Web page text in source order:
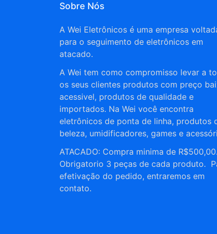
Sobre Nós
A Wei Eletrônicos é uma empresa
para o seguimento de eletrônicos em
atacado.
A Wei tem como compromisso levar a
os seus clientes produtos com preço
acessivel, produtos de qualidade e
importados. Na Wei você encontra
eletrônicos de ponta de linha, produtos
beleza, umidificadores, games e
ATACADO: Compra minima de R$500,00.
Obrigatorio 3 peças de cada produto.
efetivação do pedido, entraremos em
contato.